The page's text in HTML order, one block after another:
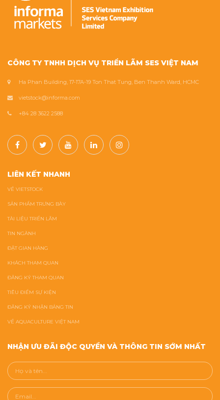
CÔNG TY TNHH DỊCH VỤ TRIỂN LÃM SES VIỆT NAM
Ha Phan Building, 17-17A-19 Ton That Tung, Ben Thanh Ward, HCMC
vietstock@informa.com
+84 28 3622 2588
LIÊN KẾT NHANH
VỀ VIETSTOCK
SẢN PHẨM TRƯNG BÀY
TÀI LIỆU TRIỂN LÃM
TIN NGÀNH
ĐẶT GIAN HÀNG
KHÁCH THAM QUAN
ĐĂNG KÝ THAM QUAN
TIÊU ĐIỂM SỰ KIỆN
ĐĂNG KÝ NHẬN BẢNG TIN
VỀ AQUACULTURE VIỆT NAM
NHẬN ƯU ĐÃI ĐỘC QUYỀN VÀ THÔNG TIN SỚM NHẤT